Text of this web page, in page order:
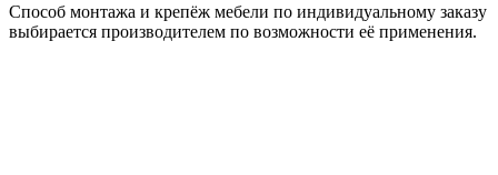
Способ монтажа и крепёж мебели по индивидуальному заказу
выбирается производителем по возможности её применения.